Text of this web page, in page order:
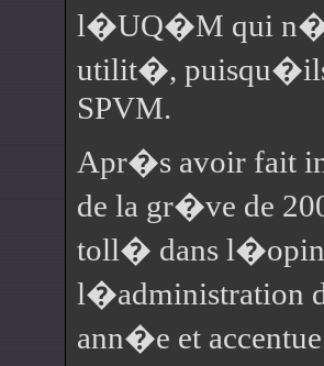
l�UQ�M qui
utilit�, puisqu�ils
SPVM.
Apr�s avoir fait
de la gr�ve de
toll� dans
l�administration
ann�e et